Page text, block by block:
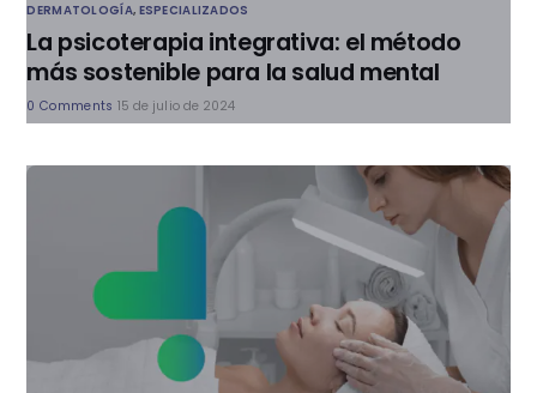
DERMATOLOGÍA, ESPECIALIZADOS
La psicoterapia integrativa: el método
más sostenible para la salud mental
0 Comments 15 de julio de 2024